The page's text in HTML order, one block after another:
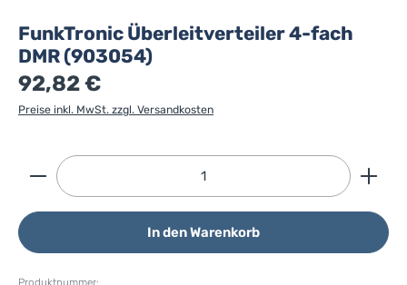
FunkTronic Überleitverteiler 4-fach
DMR (903054)
92,82 €
Preise inkl. MwSt. zzgl. Versandkosten
Produkt Anzahl: Gib den gewünschten Wert ein
In den Warenkorb
Produktnummer: